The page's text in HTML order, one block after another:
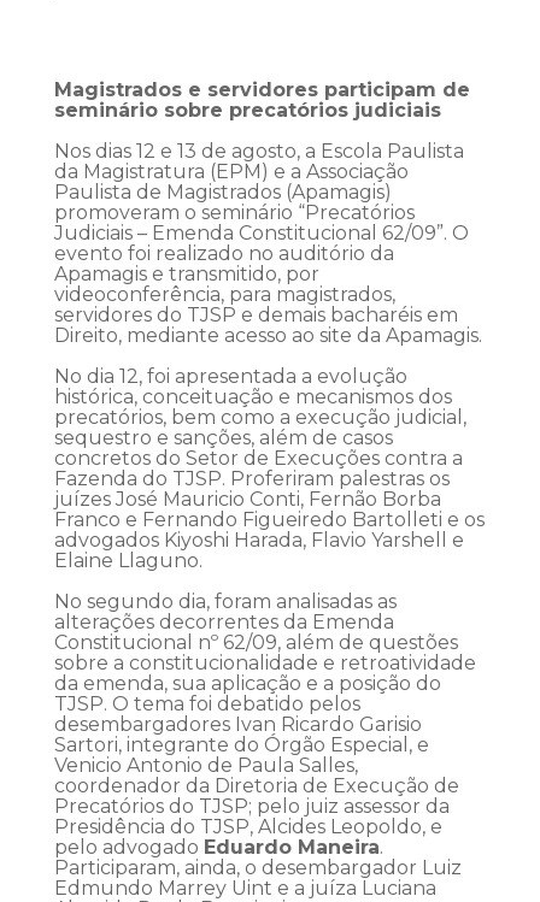
Magistrados e servidores participam de
seminário sobre precatórios judiciais
Nos dias 12 e 13 de agosto, a Escola Paulista
da Magistratura (EPM) e a Associação
Paulista de Magistrados (Apamagis)
promoveram o seminário “Precatórios
Judiciais – Emenda Constitucional 62/09”. O
evento foi realizado no auditório da
Apamagis e transmitido, por
videoconferência, para magistrados,
servidores do TJSP e demais bacharéis em
Direito, mediante acesso ao site da Apamagis.
No dia 12, foi apresentada a evolução
histórica, conceituação e mecanismos dos
precatórios, bem como a execução judicial,
sequestro e sanções, além de casos
concretos do Setor de Execuções contra a
Fazenda do TJSP. Proferiram palestras os
juízes José Mauricio Conti, Fernão Borba
Franco e Fernando Figueiredo Bartolleti e os
advogados Kiyoshi Harada, Flavio Yarshell e
Elaine Llaguno.
No segundo dia, foram analisadas as
alterações decorrentes da Emenda
Constitucional nº 62/09, além de questões
sobre a constitucionalidade e retroatividade
da emenda, sua aplicação e a posição do
TJSP. O tema foi debatido pelos
desembargadores Ivan Ricardo Garisio
Sartori, integrante do Órgão Especial, e
Venicio Antonio de Paula Salles,
coordenador da Diretoria de Execução de
Precatórios do TJSP; pelo juiz assessor da
Presidência do TJSP, Alcides Leopoldo, e
pelo advogado Eduardo Maneira.
Participaram, ainda, o desembargador Luiz
Edmundo Marrey Uint e a juíza Luciana